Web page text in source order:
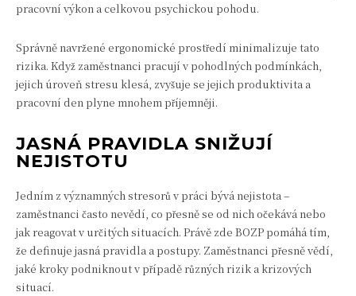
pracovní výkon a celkovou psychickou pohodu.
Správně navržené ergonomické prostředí minimalizuje tato
rizika. Když zaměstnanci pracují v pohodlných podmínkách,
jejich úroveň stresu klesá, zvyšuje se jejich produktivita a
pracovní den plyne mnohem příjemněji.
JASNÁ PRAVIDLA SNIŽUJÍ
NEJISTOTU
Jedním z významných stresorů v práci bývá nejistota –
zaměstnanci často nevědí, co přesně se od nich očekává nebo
jak reagovat v určitých situacích. Právě zde BOZP pomáhá tím,
že definuje jasná pravidla a postupy. Zaměstnanci přesně vědí,
jaké kroky podniknout v případě různých rizik a krizových
situací.